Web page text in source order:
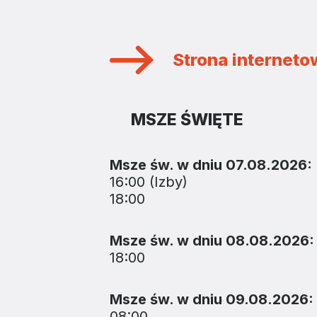
Strona
MSZE ŚWIĘTE
Msze św. w dniu 07.08.2026:
16:00 (Izby)
18:00
Msze św. w dniu 08.08.2026:
18:00
Msze św. w dniu 09.08.2026: